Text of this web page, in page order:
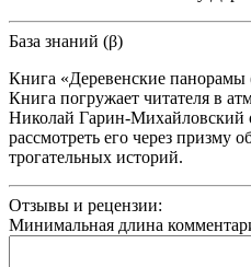
База знаний (β)
Книга «Деревенские
Книга погружает читателя в
Николай Гарин-Михайловский
рассмотреть его через призму
трогательных историй.
Отзывы и рецензии:
Минимальная длина